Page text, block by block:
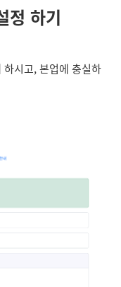
정 하기
하시고, 본업에 충실하